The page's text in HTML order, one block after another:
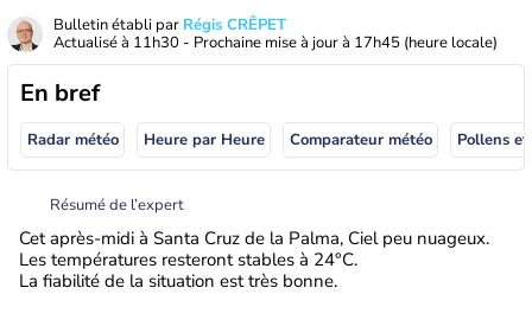
Bulletin établi par Régis CRÊPET
Actualisé à 11h30 - Prochaine mise à jour à 17h45 (heure locale)
En bref
Radar météo Heure par Heure Comparateur météo Pollens
Résumé de l’expert
Cet après-midi à Santa Cruz de la Palma, Ciel peu nuageux.
Les températures resteront stables à 24°C.
La fiabilité de la situation est très bonne.